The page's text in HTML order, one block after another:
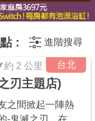
: 進階搜尋
台北
約 2 公里
刃主題店)
之間掀起一陣熱